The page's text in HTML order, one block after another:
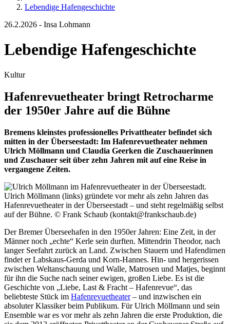
Lebendige Hafengeschichte
26.2.2026 - Insa Lohmann
Lebendige Hafengeschichte
Kultur
Hafenrevuetheater bringt Retrocharme
der 1950er Jahre auf die Bühne
Bremens kleinstes professionelles Privattheater befindet sich
mitten in der Überseestadt: Im Hafenrevuetheater nehmen
Ulrich Möllmann und Claudia Geerken die Zuschauerinnen
und Zuschauer seit über zehn Jahren mit auf eine Reise in
vergangene Zeiten.
Ulrich Möllmann (links) gründete vor mehr als zehn Jahren das
Hafenrevuetheater in der Überseestadt – und steht regelmäßig selbst
auf der Bühne. © Frank Schaub (kontakt@frankschaub.de)
Der Bremer Überseehafen in den 1950er Jahren: Eine Zeit, in der
Männer noch „echte“ Kerle sein durften. Mittendrin Theodor, nach
langer Seefahrt zurück an Land. Zwischen Stauern und Hafendirnen
findet er Labskaus-Gerda und Korn-Hannes. Hin- und hergerissen
zwischen Weltanschauung und Walle, Matrosen und Matjes, beginnt
für ihn die Suche nach seiner ewigen, großen Liebe. Es ist die
Geschichte von „Liebe, Last & Fracht – Hafenrevue“, das
beliebteste Stück im Hafenrevuetheater– und inzwischen ein
absoluter Klassiker beim Publikum. Für Ulrich Möllmann und sein
Ensemble war es vor mehr als zehn Jahren die erste Produktion, die